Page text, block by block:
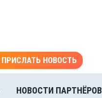
ПРИСЛАТЬ НОВОСТЬ
НОВОСТИ ПАРТНЁРОВ